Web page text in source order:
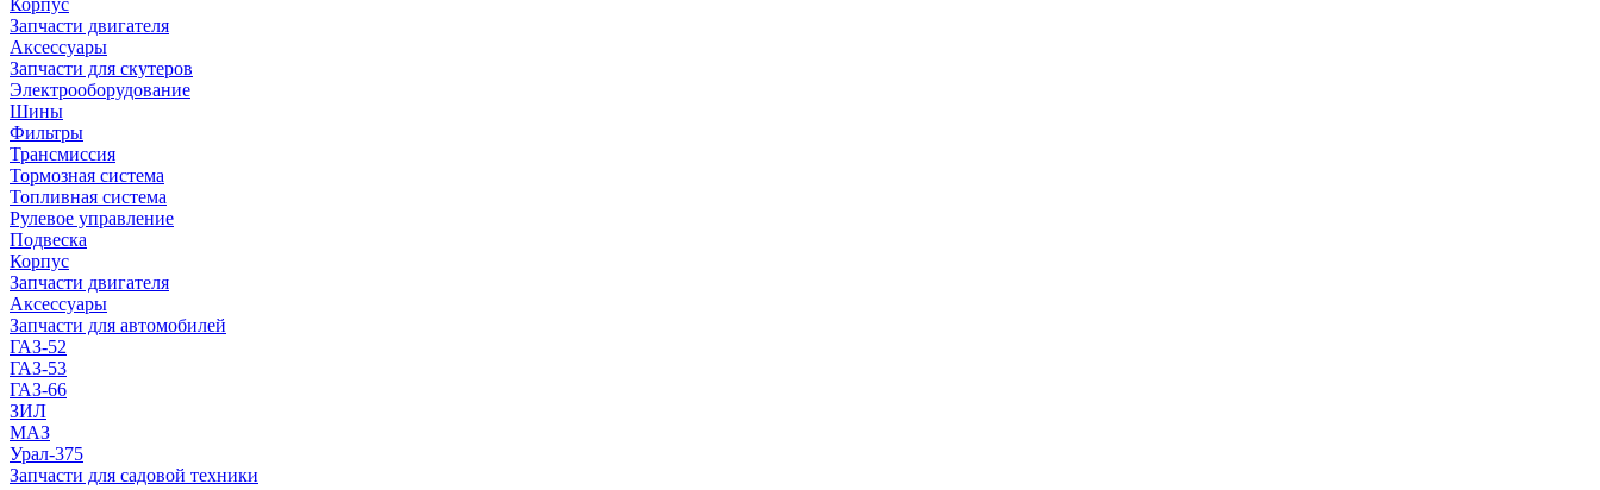
Корпус
Запчасти двигателя
Аксессуары
Запчасти для скутеров
Электрооборудование
Шины
Фильтры
Трансмиссия
Тормозная система
Топливная система
Рулевое управление
Подвеска
Корпус
Запчасти двигателя
Аксессуары
Запчасти для автомобилей
ГАЗ-52
ГАЗ-53
ГАЗ-66
ЗИЛ
МАЗ
Урал-375
Запчасти для садовой техники